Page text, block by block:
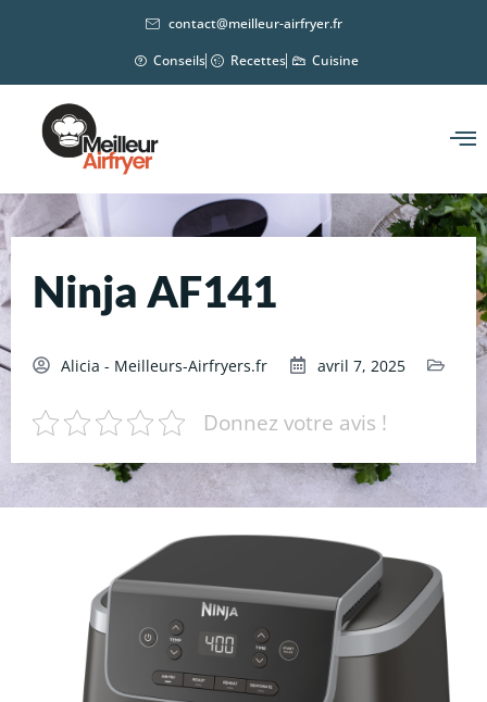
contact@meilleur-airfryer.fr
Conseils
Recettes Cuisine
Ninja AF141
Alicia - Meilleurs-Airfryers.fr avril 7, 2025
Donnez votre avis !